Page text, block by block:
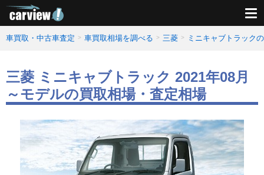
車買取・中古車査定 車買取相場を調べる 三菱 ミニキャブトラック
三菱 ミニキャブトラック 2021年08月
～モデルの買取相場・査定相場